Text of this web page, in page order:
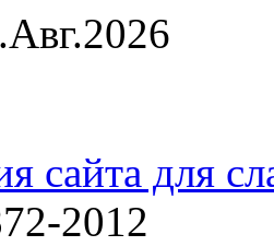
сайта для
2012